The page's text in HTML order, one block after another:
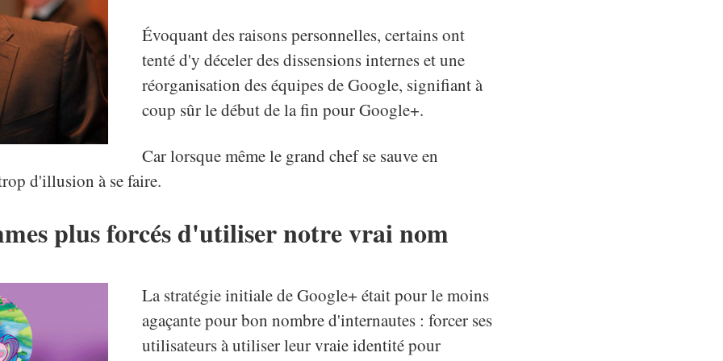
Évoquant des raisons personnelles, certains ont
tenté d'y déceler des dissensions internes et une
réorganisation des équipes de Google, signifiant à
coup sûr le début de la fin pour Google+.
Car lorsque même le grand chef se sauve en
d'illusion à se faire.
plus forcés d'utiliser notre vrai nom
La stratégie initiale de Google+ était pour le moins
agaçante pour bon nombre d'internautes : forcer ses
utilisateurs à utiliser leur vraie identité pour